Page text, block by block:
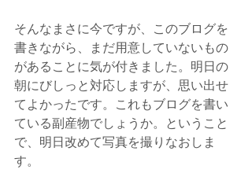
そんなまさに今ですが、このブログを
書きながら、まだ用意していないもの
があることに気が付きました。明日の
朝にびしっと対応しますが、思い出せ
てよかったです。これもブログを書い
ている副産物でしょうか。ということ
で、明日改めて写真を撮りなおしま
す。